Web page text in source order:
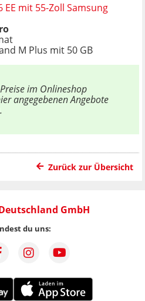
EE mit 55-Zoll Samsung
M Plus mit 50 GB
im Onlineshop
angegebenen Angebote
Zurück zur Übersicht
GmbH
du uns: